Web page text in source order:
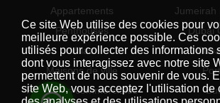
Appartements
Penthouses
Villas
Maisons de ville
Propriétés commerciales
Jumeirah
Dubai
Ce site Web utilise des cookies pour
meilleure expérience possible. Ces
utilisés pour collecter des informations
dont vous interagissez avec notre site
permettent de nous souvenir de vous.
site Web, vous acceptez l'utilisation de